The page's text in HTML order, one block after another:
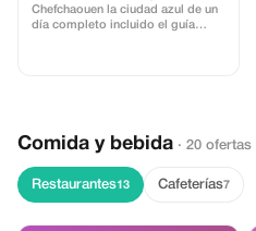
Chefchaouen la ciudad azul de un
día completo incluido el guía
Comida y bebida · 20 ofertas
Restaurantes13 Cafeterías7